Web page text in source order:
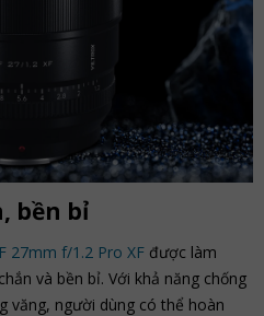
bền bỉ
27mm f/1.2 Pro XF được làm
và bền bỉ. Với khả năng chống
văng, người dùng có thể hoàn